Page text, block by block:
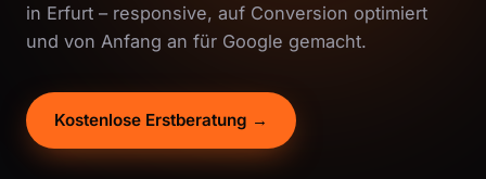
in Erfurt – responsive, auf Conversion optimiert
und von Anfang an für Google gemacht.
Kostenlose Erstberatung →